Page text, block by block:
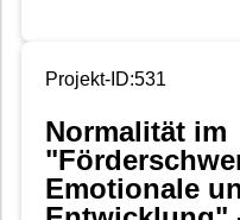
Projekt-ID:531
Normalität im
Emotionale